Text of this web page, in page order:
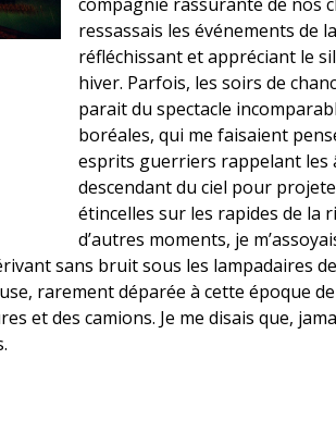
ressassais les événements de
réfléchissant et appréciant le
hiver. Parfois, les soirs de
parait du spectacle
boréales, qui me faisaient
esprits guerriers rappelant les
descendant du ciel pour
étincelles sur les rapides de la
d’autres moments, je
sans bruit sous les lampadaires
rarement déparée à cette époque de
et des camions. Je me disais que,